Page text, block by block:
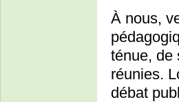
À nous,
ténue, de
réunies.
débat